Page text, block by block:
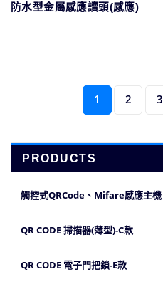
防水型金屬感應讀頭(感應)
1 2 3
PRODUCTS
觸控式QRCode、Mifare感應主機
QR CODE 掃描器(薄型)-C款
QR CODE 電子門把鎖-E款